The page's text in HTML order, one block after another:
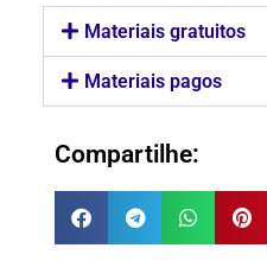
Materiais gratuitos
Materiais pagos
Compartilhe: